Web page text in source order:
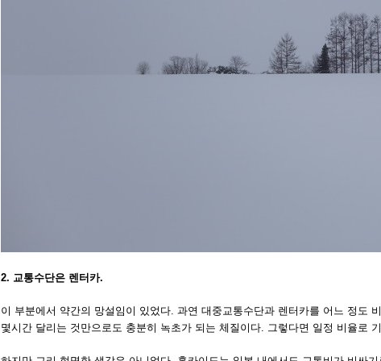
2. 교통수단은 렌터카.
이 부분에서 약간의 망설임이 있었다. 과연 대중교통수단과 렌터카를 어느 정도
몇시간 달리는 것만으로도 충분히 녹초가 되는 체질이다. 그렇다면 일정 비율로